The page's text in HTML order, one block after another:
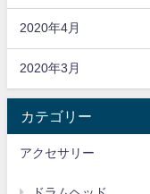
2020年4月
2020年3月
カテゴリー
アクセサリー